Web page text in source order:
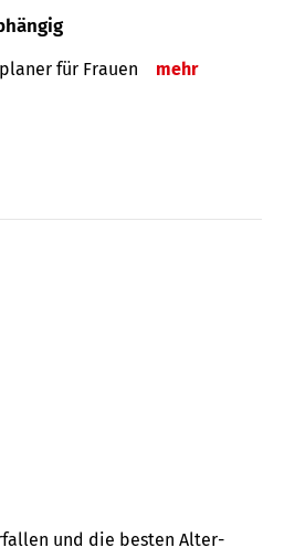
für Frauen mehr
und die besten Alter­